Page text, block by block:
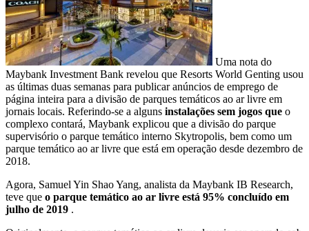
Uma nota do
Maybank Investment Bank revelou que Resorts World Genting usou
as últimas duas semanas para publicar anúncios de emprego de
página inteira para a divisão de parques temáticos ao ar livre em
jornais locais. Referindo-se a alguns instalações sem jogos que o
complexo contará, Maybank explicou que a divisão do parque
supervisório o parque temático interno Skytropolis, bem como um
parque temático ao ar livre que está em operação desde dezembro de
2018.
Agora, Samuel Yin Shao Yang, analista da Maybank IB Research,
teve que o parque temático ao ar livre está 95% concluído em
julho de 2019 .